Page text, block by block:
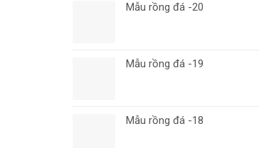
Mẫu rồng đá -20
Mẫu rồng đá -19
Mẫu rồng đá -18